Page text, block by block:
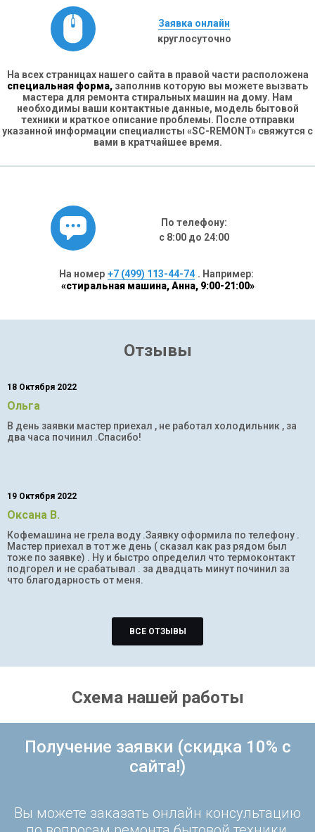
Заявка онлайн
круглосуточно
На всех страницах нашего сайта в правой части расположена
специальная форма, заполнив которую вы можете вызвать
мастера для ремонта стиральных машин на дому. Нам
необходимы ваши контактные данные, модель бытовой
техники и краткое описание проблемы. После отправки
указанной информации специалисты «SC-REMONT» свяжутся с
вами в кратчайшее время.
По телефону:
с 8:00 до 24:00
На номер +7 (499) 113-44-74 . Например:
«стиральная машина, Анна, 9:00-21:00»
Отзывы
18 Октября 2022
Ольга
В день заявки мастер приехал , не работал холодильник , за
два часа починил .Спасибо!
19 Октября 2022
Оксана В.
Кофемашина не грела воду .Заявку оформила по телефону .
Мастер приехал в тот же день ( сказал как раз рядом был
тоже по заявке) . Ну и быстро определил что термоконтакт
подгорел и не срабатывал . за двадцать минут починил за
что благодарность от меня.
ВСЕ ОТЗЫВЫ
Схема нашей работы
Получение заявки (скидка 10% с
сайта!)
Вы можете заказать онлайн консультацию